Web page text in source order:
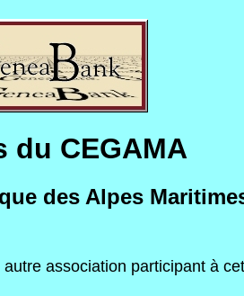
du CEGAMA
des Alpes
association participant à